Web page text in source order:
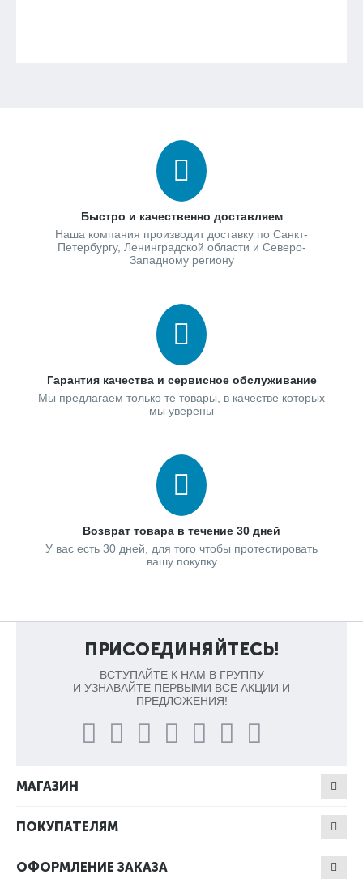
Быстро и качественно доставляем
Наша компания производит доставку по Санкт-
Петербургу, Ленинградской области и Северо-
Западному региону
Гарантия качества и сервисное обслуживание
Мы предлагаем только те товары, в качестве которых
мы уверены
Возврат товара в течение 30 дней
У вас есть 30 дней, для того чтобы протестировать
вашу покупку
ПРИСОЕДИНЯЙТЕСЬ!
ВСТУПАЙТЕ К НАМ В ГРУППУ
И УЗНАВАЙТЕ ПЕРВЫМИ ВСЕ АКЦИИ И
ПРЕДЛОЖЕНИЯ!
МАГАЗИН
ПОКУПАТЕЛЯМ
ОФОРМЛЕНИЕ ЗАКАЗА